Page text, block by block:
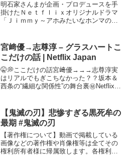
明石家さんまが企画・プロデュースを手
掛けたＮｅｔｆｌｉｘオリジナルドラマ
「Ｊｉｍｍｙ～アホみたいなホンマの話
二、木南晴夏らが出席した。このドラマ
は、お笑い芸人・ジミー...
宮﨑優→志尊淳 – グラスハートこ
こだけの話 | Netflix Japan
🤫💭ここだけの話宮﨑優→→→志尊淳実
はリアルでもぎこちなかった？？坂本＆
西条の“繊細な関係性”の舞台裏㊙Netflixで
A...
【鬼滅の刃】悲惨すぎる黒死牟の
最期 #鬼滅の刃
【著作権について】動画で掲載している
画像などの著作権や肖像権等は全てその
権利所有者様に帰属致します。各権利所